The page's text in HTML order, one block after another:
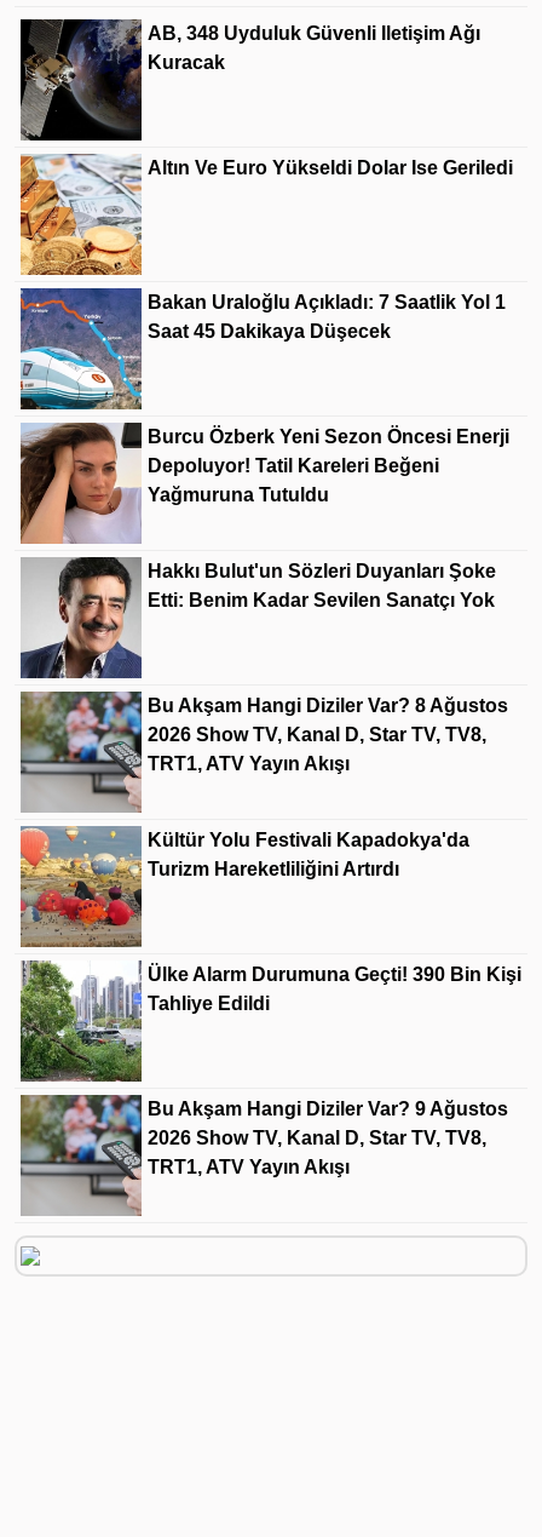
AB, 348 Uyduluk Güvenli Iletişim Ağı
Kuracak
Altın Ve Euro Yükseldi Dolar Ise Geriledi
Bakan Uraloğlu Açıkladı: 7 Saatlik Yol 1
Saat 45 Dakikaya Düşecek
Burcu Özberk Yeni Sezon Öncesi Enerji
Depoluyor! Tatil Kareleri Beğeni
Yağmuruna Tutuldu
Hakkı Bulut'un Sözleri Duyanları Şoke
Etti: Benim Kadar Sevilen Sanatçı Yok
Bu Akşam Hangi Diziler Var? 8 Ağustos
2026 Show TV, Kanal D, Star TV, TV8,
TRT1, ATV Yayın Akışı
Kültür Yolu Festivali Kapadokya'da
Turizm Hareketliliğini Artırdı
Ülke Alarm Durumuna Geçti! 390 Bin Kişi
Tahliye Edildi
Bu Akşam Hangi Diziler Var? 9 Ağustos
2026 Show TV, Kanal D, Star TV, TV8,
TRT1, ATV Yayın Akışı